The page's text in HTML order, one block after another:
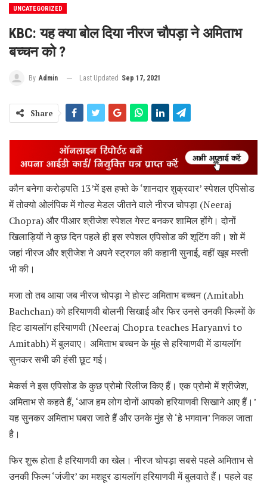
UNCATEGORIZED
KBC: यह क्या बोल दिया नीरज चौपड़ा ने अमिताभ
बच्चन को ?
By Admin Last Updated Sep 17, 2021
Share
कौन बनेगा करोड़पति 13’में इस हफ्ते के ‘शानदार शुक्रवार’ स्पेशल एपिसोड
में तोक्यो ओलंपिक में गोल्ड मेडल जीतने वाले नीरज चोपड़ा (Neeraj
Chopra) और पीआर श्रीजेश स्पेशल गेस्ट बनकर शामिल होंगे। दोनों
खिलाड़ियों ने कुछ दिन पहले ही इस स्पेशल एपिसोड की शूटिंग की। शो में
जहां नीरज और श्रीजेश ने अपने स्ट्रगल की कहानी सुनाई, वहीं खूब मस्ती
भी की।
मजा तो तब आया जब नीरज चोपड़ा ने होस्ट अमिताभ बच्चन (Amitabh
Bachchan) को हरियाणवी बोलनी सिखाई और फिर उनसे उनकी फिल्मों के
हिट डायलॉग हरियाणवी (Neeraj Chopra teaches Haryanvi to
Amitabh) में बुलवाए। अमिताभ बच्चन के मुंह से हरियाणवी में डायलॉग
सुनकर सभी की हंसी छूट गई।
मेकर्स ने इस एपिसोड के कुछ प्रोमो रिलीज किए हैं। एक प्रोमो में श्रीजेश,
अमिताभ से कहते हैं, ‘आज हम लोग दोनों आपको हरियाणवी सिखाने आए हैं।’
यह सुनकर अमिताभ घबरा जाते हैं और उनके मुंह से ‘हे भगवान’ निकल जाता
है।
फिर शुरू होता है हरियाणवी का खेल। नीरज चोपड़ा सबसे पहले अमिताभ से
उनकी फिल्म ‘जंजीर’ का मशहूर डायलॉग हरियाणवी में बुलवाते हैं। पहले वह